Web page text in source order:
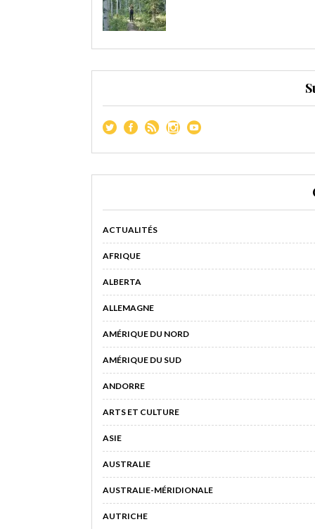
ACTUALITÉS
AFRIQUE
ALBERTA
ALLEMAGNE
AMÉRIQUE DU NORD
AMÉRIQUE DU SUD
ANDORRE
ARTS ET CULTURE
ASIE
AUSTRALIE
AUSTRALIE-MÉRIDIONALE
AUTRICHE